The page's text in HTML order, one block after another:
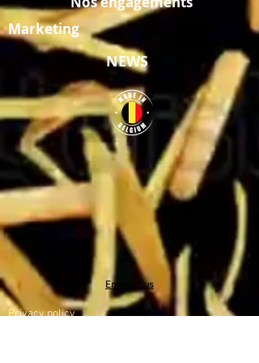
Marketing
NEWS
Andalouse
500ml
Burger
500ml
En voir plus
Privacy policy